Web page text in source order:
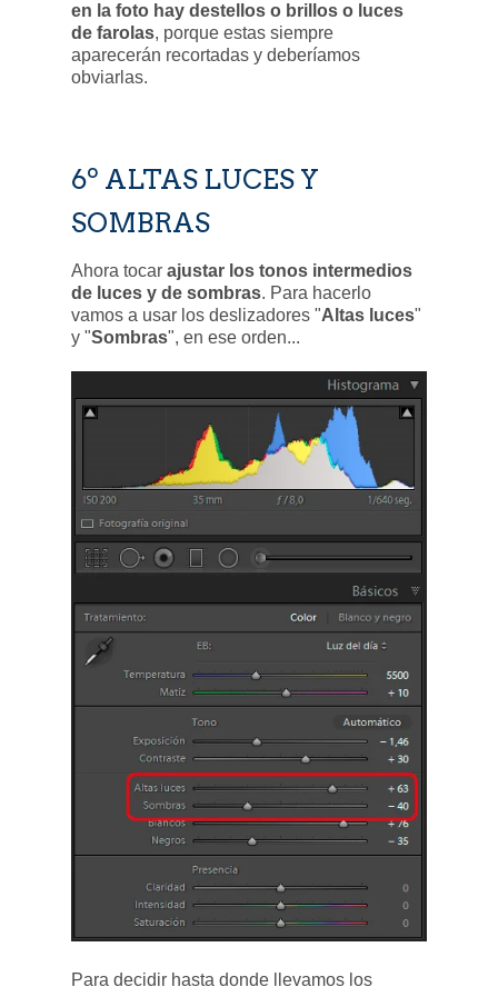
en la foto hay destellos o brillos o luces
de farolas, porque estas siempre
aparecerán recortadas y deberíamos
obviarlas.
6º ALTAS LUCES Y
SOMBRAS
Ahora tocar ajustar los tonos intermedios
de luces y de sombras. Para hacerlo
vamos a usar los deslizadores "Altas luces"
y "Sombras", en ese orden...
Para decidir hasta donde llevamos los